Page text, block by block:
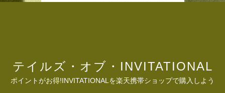
テイルズ・オブ・INVITATIONAL
ポイントがお得!INVITATIONALを楽天携帯ショップで購入しよう